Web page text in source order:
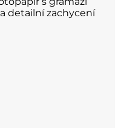
detailní zachycení